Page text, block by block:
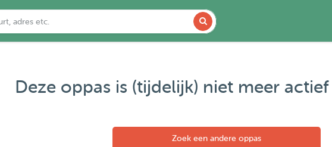
Deze oppas is (tijdelijk) niet meer
Zoek een andere oppas